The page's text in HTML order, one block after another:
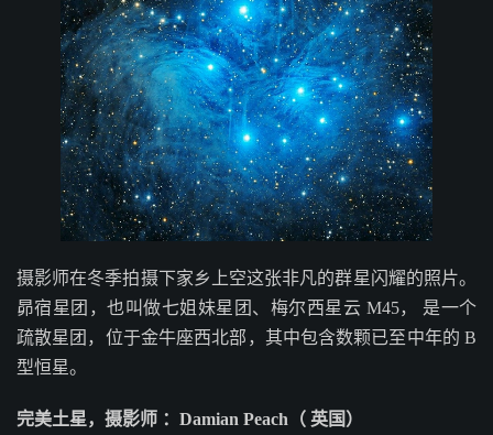
摄影师在冬季拍摄下家乡上空这张非凡的群星闪耀的照片。
昴宿星团，也叫做七姐妹星团、梅尔西星云 M45， 是一个
疏散星团，位于金牛座西北部，其中包含数颗已至中年的 B
型恒星。
完美土星，摄影师 ：Damian Peach（ 英国）